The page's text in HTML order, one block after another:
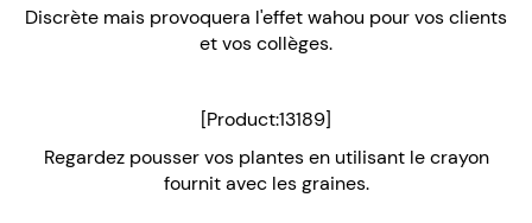
Discrète mais provoquera l'effet wahou pour vos clients
et vos collèges.
[Product:13189]
Regardez pousser vos plantes en utilisant le crayon
fournit avec les graines.